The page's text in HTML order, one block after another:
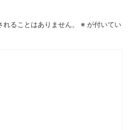
ることはありません。 ※ が付いてい